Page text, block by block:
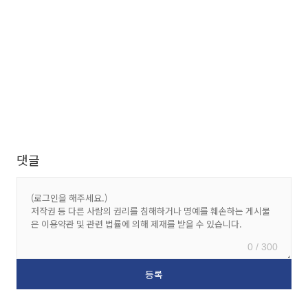
댓글
0 / 300